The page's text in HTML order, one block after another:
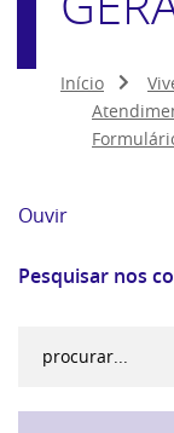
Início
Ouvir
Pesquisar nos